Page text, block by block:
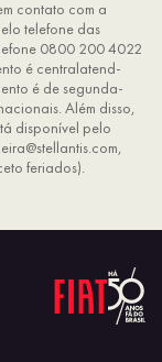
contato com a
telefone das
0800 200 4022
é centralatend-
é de segunda-
Além disso,
disponível pelo
feriados).